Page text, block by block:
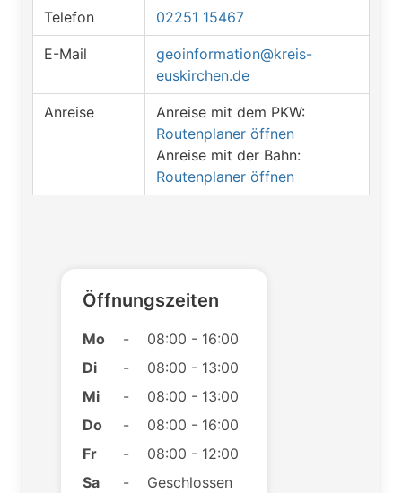
Telefon 02251 15467
E-Mail
geoinformation@kreis-
euskirchen.de
Anreise
Anreise mit dem PKW:
Routenplaner öffnen
Anreise mit der Bahn:
Routenplaner öffnen
Öffnungszeiten
Mo -
08:00 - 16:00
Di
-
08:00 - 13:00
Mi
-
08:00 - 13:00
Do
-
08:00 - 16:00
Fr
-
08:00 - 12:00
Sa
-
Geschlossen